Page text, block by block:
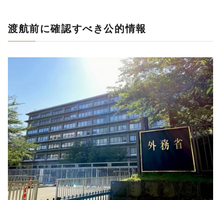
渡航前に確認すべき公的情報